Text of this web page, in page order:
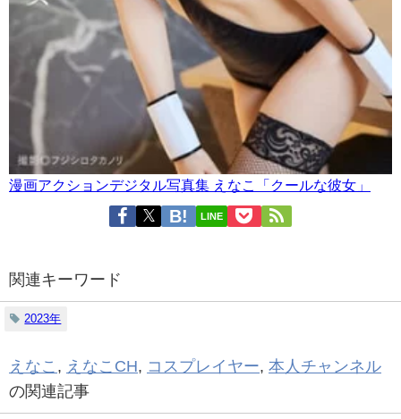
漫画アクションデジタル写真集 えなこ「クールな彼女」
LINE
関連キーワード
2023年
えなこ , えなこCH, コスプレイヤー, 本人チャンネル
の関連記事